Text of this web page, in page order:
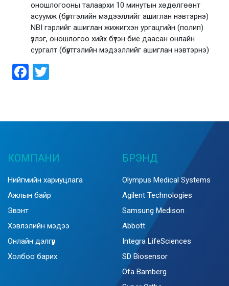
оношлогооны талаархи 10 минутын хөдөлгөөнт
асуумж (бүртгэлийн мэдээллийг ашиглан нэвтэрнэ)
NBI гэрлийг ашиглан жижигхэн ургацгийн (полип)
үзлэг, оношлогоо хийх бүтэн бие даасан онлайн
сургалт (бүртгэлийн мэдээллийг ашиглан нэвтэрнэ)
Facebook
КОМПАНИ
Нийгмийн хариуцлага
Ажлын байр
Эвэнт
Хэвлэлийн мэдээ
Онлайн дэлгүүр
Холбоо барих
БРЭНД
Olympus Medical Systems
Agilent Technologies
Samsung Medison
Abbott
Integra LifeSciences
SD Biosensor
Ofa Bamberg